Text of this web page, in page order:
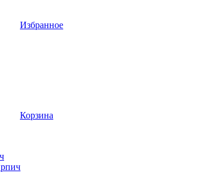
Избранное
Корзина